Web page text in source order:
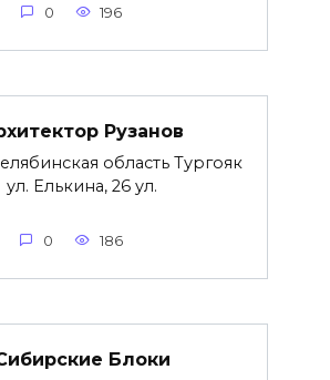
0 196
Рузанов
область Тургояк
ул. Елькина, 26 ул.
0 186
Блоки